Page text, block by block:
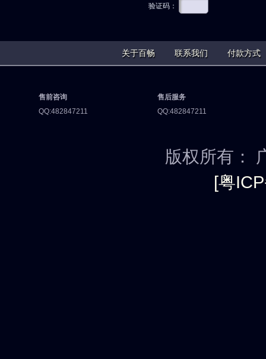
验证码：
关于百畅 联系我们 付款方式
售前咨询
QQ:482847211
售后服务
QQ:482847211
版权所有：
[粤